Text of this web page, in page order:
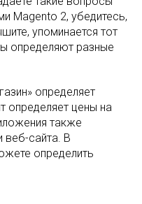
Magento 2, убедитесь,
упоминается тот
определяют разные
определяет
определяет цены на
также
веб-сайта. В
определить